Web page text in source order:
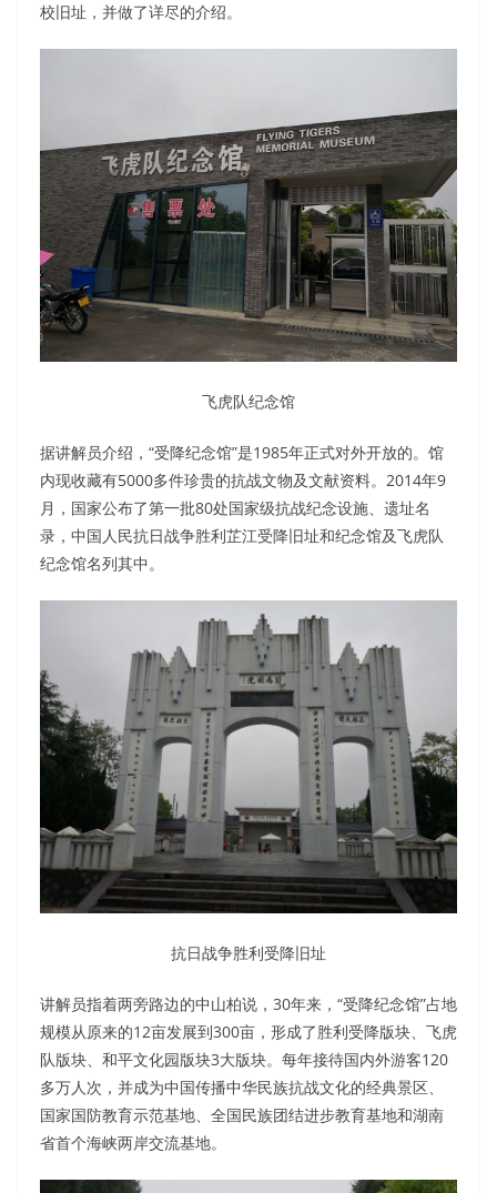
校旧址，并做了详尽的介绍。
飞虎队纪念馆
据讲解员介绍，“受降纪念馆”是1985年正式对外开放的。馆
内现收藏有5000多件珍贵的抗战文物及文献资料。2014年9
月，国家公布了第一批80处国家级抗战纪念设施、遗址名
录，中国人民抗日战争胜利芷江受降旧址和纪念馆及飞虎队
纪念馆名列其中。
抗日战争胜利受降旧址
讲解员指着两旁路边的中山柏说，30年来，“受降纪念馆”占地
规模从原来的12亩发展到300亩，形成了胜利受降版块、飞虎
队版块、和平文化园版块3大版块。每年接待国内外游客120
多万人次，并成为中国传播中华民族抗战文化的经典景区、
国家国防教育示范基地、全国民族团结进步教育基地和湖南
省首个海峡两岸交流基地。